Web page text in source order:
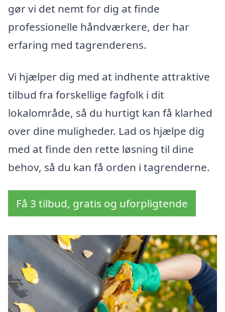
gør vi det nemt for dig at finde
professionelle håndværkere, der har
erfaring med tagrenderens.
Vi hjælper dig med at indhente attraktive
tilbud fra forskellige fagfolk i dit
lokalområde, så du hurtigt kan få klarhed
over dine muligheder. Lad os hjælpe dig
med at finde den rette løsning til dine
behov, så du kan få orden i tagrenderne.
Få 3 tilbud, gratis og uforpligtende